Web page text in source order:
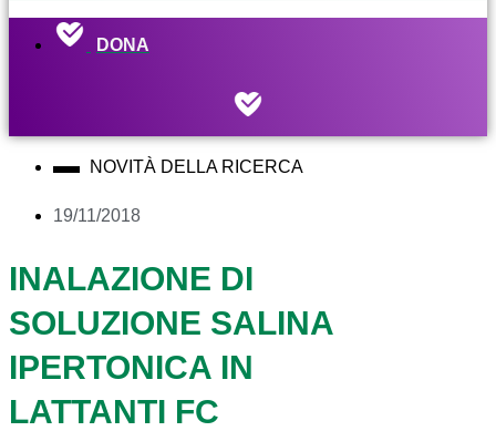
DONA
NOVITÀ DELLA RICERCA
19/11/2018
INALAZIONE DI
SOLUZIONE SALINA
IPERTONICA IN
LATTANTI FC